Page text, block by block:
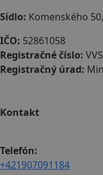
Sídlo: Komenského
IČO: 52861058
Registračné číslo:
Registračný úrad:
Kontakt
Telefón:
+421907091184